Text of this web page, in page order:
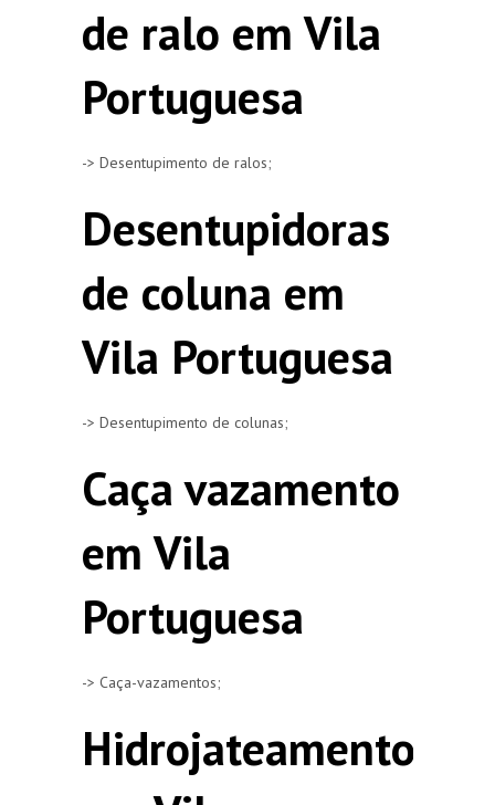
de ralo em Vila
Portuguesa
-> Desentupimento de ralos;
Desentupidoras
de coluna em
Vila Portuguesa
-> Desentupimento de colunas;
Caça vazamento
em Vila
Portuguesa
-> Caça-vazamentos;
Hidrojateamento